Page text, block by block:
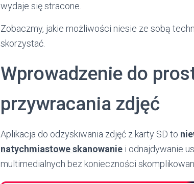
wydaje się stracone.
Zobaczmy, jakie możliwości niesie ze sobą
skorzystać.
Wprowadzenie do
przywracania zdjęć
Aplikacja do odzyskiwania zdjęć z karty SD to
natychmiastowe skanowanie i odnajdywanie
multimedialnych bez konieczności